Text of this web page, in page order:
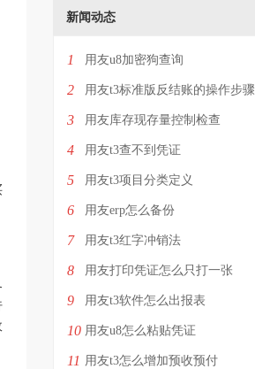
新闻动态
1 用友u8加密狗查询
2 用友t3标准版反结账的操作步骤
3 用友库存现存量控制检查
4 用友t3查不到凭证
5 用友t3项目分类定义
6 用友erp怎么备份
7 用友t3红字冲销法
8 用友打印凭证怎么只打一张
9 用友t3软件怎么出报表
10 用友u8怎么粘贴凭证
11 用友t3怎么增加预收预付